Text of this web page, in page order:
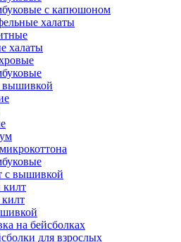
с капюшоном
халаты
халаты
вышивкой
с вышивкой
на бейсболках
для взрослых